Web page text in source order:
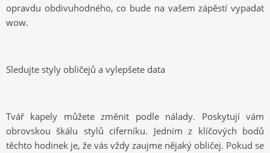
opravdu obdivuhodného, ​​co bude na vašem zápěstí vypadat
wow.
Sledujte styly obličejů a vylepšete data
Tvář kapely můžete změnit podle nálady. Poskytují vám
obrovskou škálu stylů ciferníku. Jedním z klíčových bodů
těchto hodinek je, že vás vždy zaujme nějaký obličej. Pokud se